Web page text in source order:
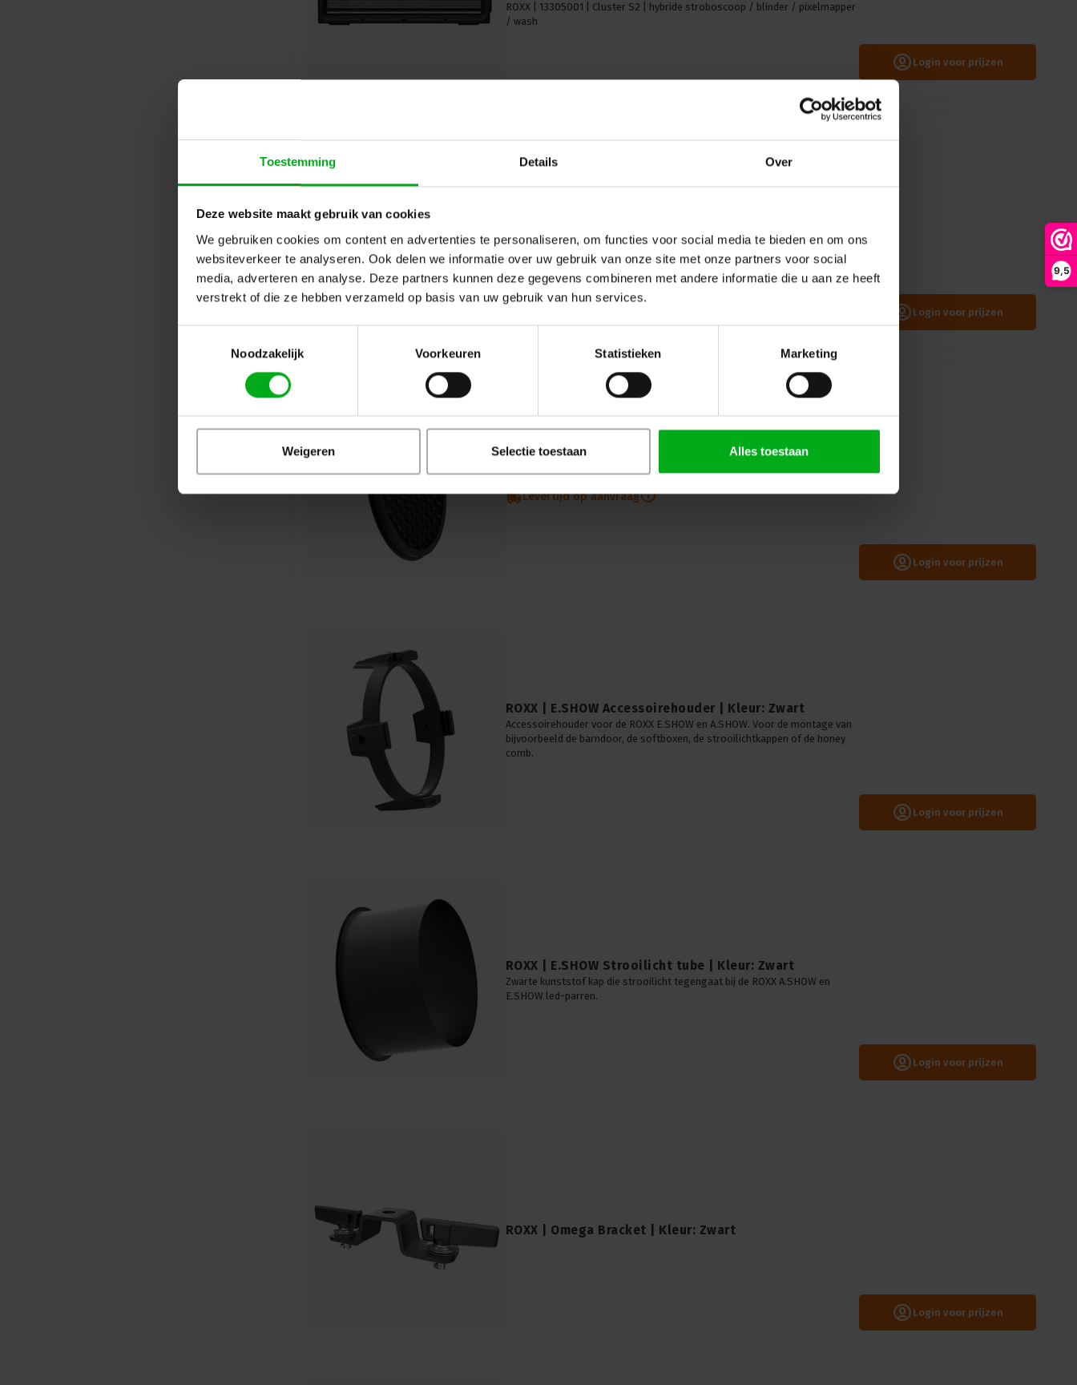
Toestemming Details Over
Deze website maakt gebruik van cookies
We gebruiken cookies om content en advertenties te personaliseren, om functies voor social media te bieden en om ons
websiteverkeer te analyseren. Ook delen we informatie over uw gebruik van onze site met onze partners voor social
media, adverteren en analyse. Deze partners kunnen deze gegevens combineren met andere informatie die u aan ze heeft
verstrekt of die ze hebben verzameld op basis van uw gebruik van hun services.
Noodzakelijk
Voorkeuren Statistieken Marketing
Weigeren Selectie toestaan Alles toestaan
9,5
ROXX | 13305001 | Cluster S2 | hybride stroboscoop / blinder / pixelmapper
/ wash
Login voor prijzen
Levertijd op aanvraag
Login voor prijzen
ROXX |11907601
Levertijd op aanvraag
Login voor prijzen
ROXX | E.SHOW Accessoirehouder | Kleur: Zwart
Accessoirehouder voor de ROXX E.SHOW en A.SHOW. Voor de montage van
bijvoorbeeld de barndoor, de softboxen, de strooilichtkappen of de honey
comb.
Login voor prijzen
ROXX | E.SHOW Strooilicht tube | Kleur: Zwart
Zwarte kunststof kap die strooilicht tegengaat bij de ROXX A.SHOW en
E.SHOW led-parren.
Login voor prijzen
ROXX | Omega Bracket | Kleur: Zwart
Login voor prijzen